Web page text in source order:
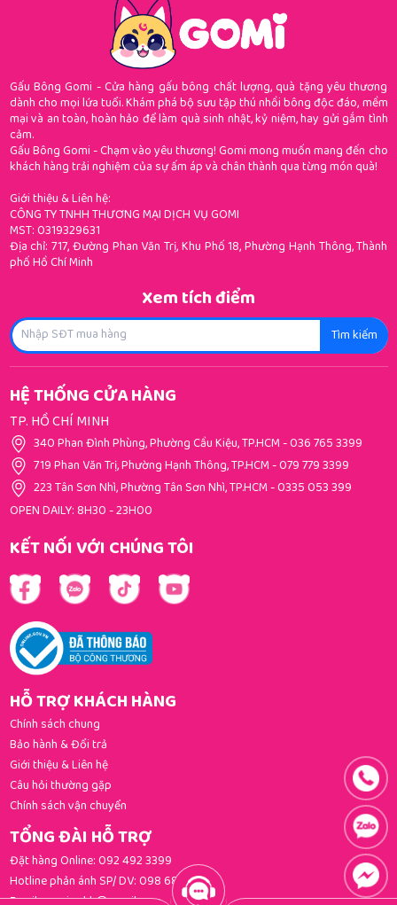
Gấu Bông Gomi - Cửa hàng gấu bông chất lượng, quà tặng yêu thương
dành cho mọi lứa tuổi. Khám phá bộ sưu tập thú nhồi bông độc đáo, mềm
mại và an toàn, hoàn hảo để làm quà sinh nhật, kỷ niệm, hay gửi gắm tình
cảm.
Gấu Bông Gomi - Chạm vào yêu thương! Gomi mong muốn mang đến cho
khách hàng trải nghiệm của sự ấm áp và chân thành qua từng món quà!
Giới thiệu & Liên hệ:
CÔNG TY TNHH THƯƠNG MẠI DỊCH VỤ GOMI
MST: 0319329631
Địa chỉ: 717, Đường Phan Văn Trị, Khu Phố 18, Phường Hạnh Thông, Thành
phố Hồ Chí Minh
Xem tích điểm
Tìm kiếm
HỆ THỐNG CỬA HÀNG
TP. HỒ CHÍ MINH
340 Phan Đình Phùng, Phường Cầu Kiệu, TP.HCM-036 765 3399
719 Phan Văn Trị, Phường Hạnh Thông, TP.HCM-079 779 3399
223 Tân Sơn Nhì, Phường Tân Sơn Nhì, TP.HCM-0335 053 399
OPEN DAILY: 8H30 - 23H00
KẾT NỐI VỚI CHÚNG TÔI
HỖ TRỢ KHÁCH HÀNG
Chính sách chung
Bảo hành & Đổi trả
Giới thiệu & Liên hệ
Câu hỏi thường gặp
Chính sách vận chuyển
TỔNG ĐÀI HỖ TRỢ
Đặt hàng Online:092 492 3399
Hotline phản ánh SP/ DV:098 681 3392